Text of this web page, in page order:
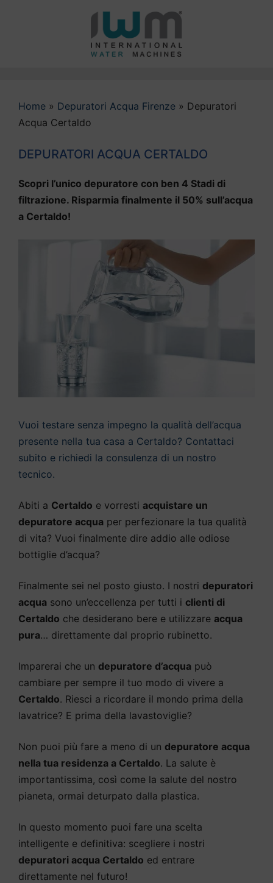
Home » Depuratori Acqua Firenze » Depuratori
Acqua Certaldo
DEPURATORI ACQUA CERTALDO
Scopri l’unico depuratore con ben 4 Stadi di
filtrazione. Risparmia finalmente il 50% sull’acqua
a Certaldo!
Vuoi testare senza impegno la qualità dell’acqua
presente nella tua casa a Certaldo? Contattaci
subito e richiedi la consulenza di un nostro
tecnico.
Abiti a Certaldo e vorresti acquistare un
depuratore acqua per perfezionare la tua qualità
di vita? Vuoi finalmente dire addio alle odiose
bottiglie d’acqua?
Finalmente sei nel posto giusto. I nostri depuratori
acqua sono un’eccellenza per tutti i clienti di
Certaldo che desiderano bere e utilizzare acqua
pura… direttamente dal proprio rubinetto.
Imparerai che un depuratore d’acqua può
cambiare per sempre il tuo modo di vivere a
Certaldo. Riesci a ricordare il mondo prima della
lavatrice? E prima della lavastoviglie?
Non puoi più fare a meno di un depuratore acqua
nella tua residenza a Certaldo. La salute è
importantissima, così come la salute del nostro
pianeta, ormai deturpato dalla plastica.
In questo momento puoi fare una scelta
intelligente e definitiva: scegliere i nostri
depuratori acqua Certaldo ed entrare
direttamente nel futuro!